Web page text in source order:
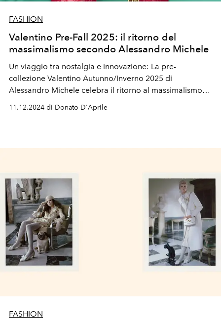
FASHION
Valentino Pre-Fall 2025: il ritorno del
massimalismo secondo Alessandro Michele
Un viaggio tra nostalgia e innovazione: La pre-
collezione Valentino Autunno/Inverno 2025 di
Alessandro Michele celebra il ritorno al massimalismo
mashup
11.12.2024 di Donato D'Aprile
FASHION